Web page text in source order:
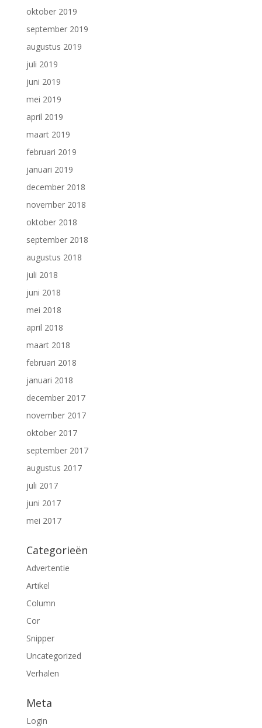
oktober 2019
september 2019
augustus 2019
juli 2019
juni 2019
mei 2019
april 2019
maart 2019
februari 2019
januari 2019
december 2018
november 2018
oktober 2018
september 2018
augustus 2018
juli 2018
juni 2018
mei 2018
april 2018
maart 2018
februari 2018
januari 2018
december 2017
november 2017
oktober 2017
september 2017
augustus 2017
juli 2017
juni 2017
mei 2017
Categorieën
Advertentie
Artikel
Column
Cor
Snipper
Uncategorized
Verhalen
Meta
Login